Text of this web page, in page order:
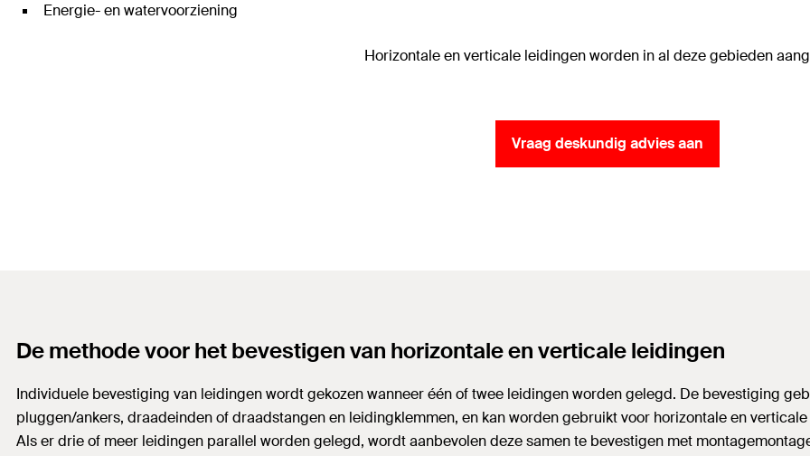
Energie- en watervoorziening
Horizontale en verticale leidingen worden in al deze gebieden
Vraag deskundig advies aan
De methode voor het bevestigen van horizontale en verticale leidingen
Individuele bevestiging van leidingen wordt gekozen wanneer één of twee leidingen worden gelegd. De bevestiging
pluggen/ankers, draadeinden of draadstangen en leidingklemmen, en kan worden gebruikt voor horizontale en
Als er drie of meer leidingen parallel worden gelegd, wordt aanbevolen deze samen te bevestigen met